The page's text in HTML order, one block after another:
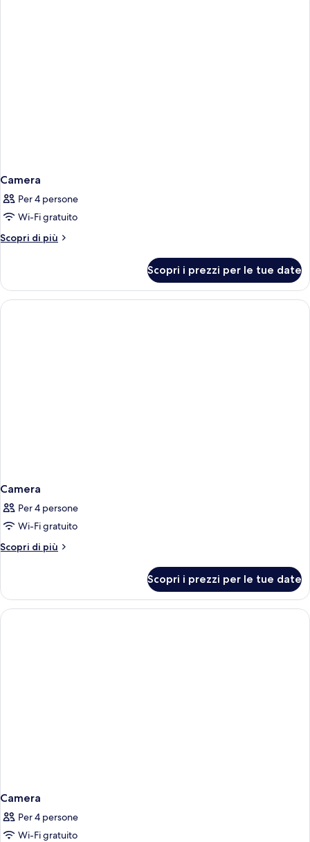
Camera
Per 4 persone
Wi-Fi gratuito
Scopri di più
Altri
Scopri i prezzi per le tue date
Camera
Per 4 persone
Wi-Fi gratuito
Scopri di più
Altri
Scopri i prezzi per le tue date
Camera
Per 4 persone
Wi-Fi gratuito